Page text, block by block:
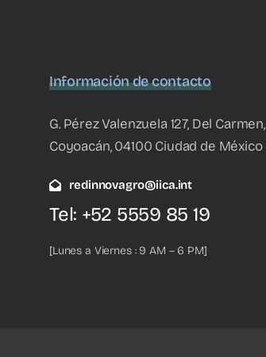
Información de contacto
G. Pérez Valenzuela 127, Del Carmen,
Coyoacán, 04100 Ciudad de México
redinnovagro@iica.int
Tel: +52 5559 85 19
[Lunes a Viernes : 9 AM – 6 PM]